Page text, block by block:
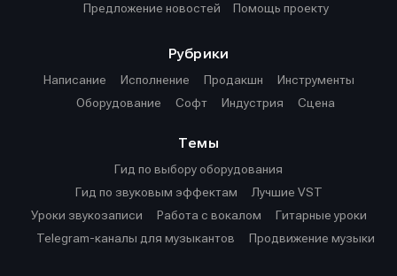
Предложение новостей
Помощь проекту
Рубрики
Написание
Исполнение Продакшн
Инструменты
Оборудование
Софт Индустрия Сцена
Темы
Гид по выбору оборудования
Гид по звуковым эффектам
Лучшие VST
Уроки звукозаписи
Работа с вокалом
Гитарные уроки
Telegram-каналы для музыкантов
Продвижение музыки